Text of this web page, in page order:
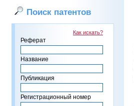
Поиск патентов
Как искать?
Реферат
Название
Публикация
Регистрационный номер